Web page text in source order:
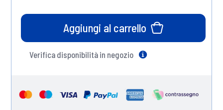
Aggiungi al carrello
Verifica disponibilità in negozio